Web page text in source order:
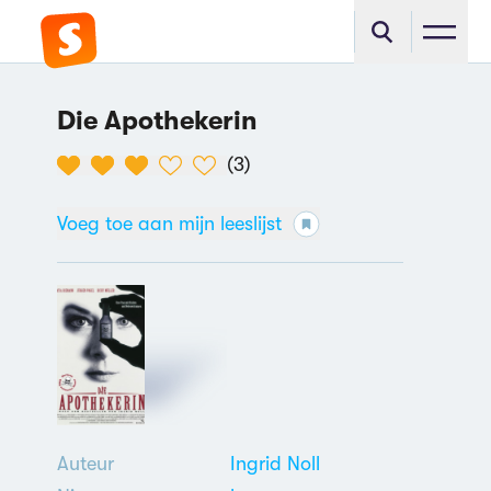
Die Apothekerin
(3)
Voeg toe aan mijn leeslijst
Auteur
Ingrid Noll